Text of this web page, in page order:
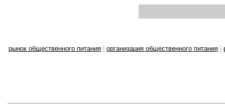
рынок общественного питания организация общественного питания